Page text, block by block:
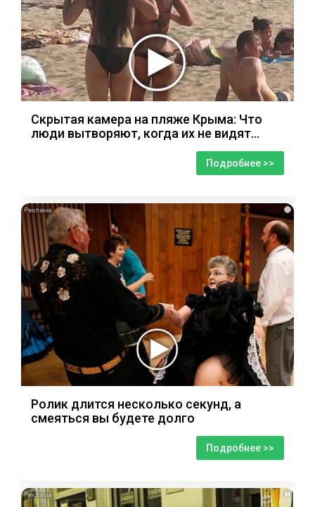
Скрытая камера на пляже Крыма: Что
люди вытворяют, когда их не видят...
Подробнее >>
i
Ролик длится несколько секунд, а
смеяться вы будете долго
Подробнее >>
i